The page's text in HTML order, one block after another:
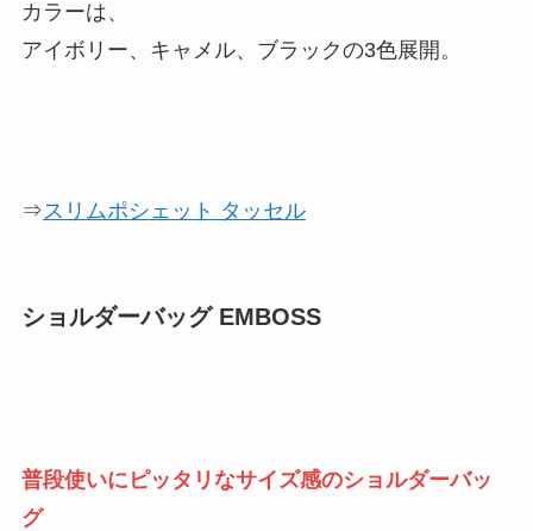
カラーは、
アイボリー、キャメル、ブラックの3色展開。
⇒スリムポシェット タッセル
ショルダーバッグ EMBOSS
普段使いにピッタリなサイズ感のショルダーバッ
グ